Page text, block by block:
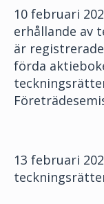
10 februari
erhållande av
är
förda
13 februari